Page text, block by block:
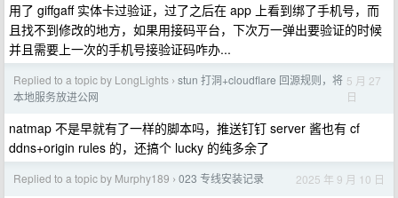
用了 giffgaff 实体卡过验证，过了之后在 app 上看到绑了手机号，而
且找不到修改的地方，如果用接码平台，下次万一弹出要验证的时候
并且需要上一次的手机号接验证码咋办...
Replied to a topic by LongLights › stun 打洞+cloudflare 回源规则，将
本地服务放进公网
5 月 27
日
natmap 不是早就有了一样的脚本吗，推送钉钉 server 酱也有 cf
ddns+origin rules 的，还搞个 lucky 的纯多余了
Replied to a topic by Murphy189 › 023 专线安装记录 2025 年 9 月 10 日